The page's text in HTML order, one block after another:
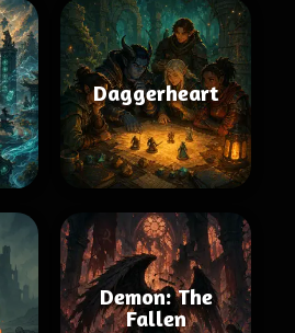
Daggerheart
Demon: The
Fallen